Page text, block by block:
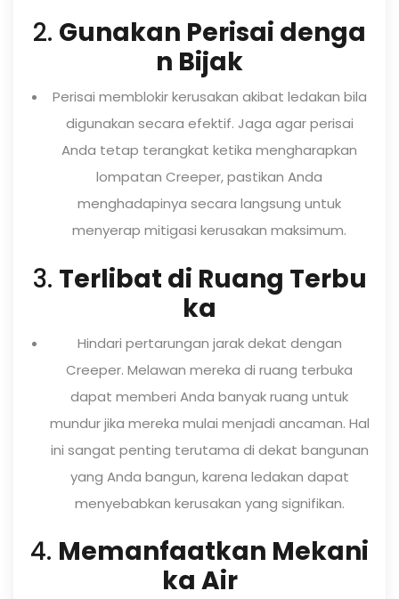
2. Gunakan Perisai denga
n Bijak
Perisai memblokir kerusakan akibat ledakan bila
digunakan secara efektif. Jaga agar perisai
Anda tetap terangkat ketika mengharapkan
lompatan Creeper, pastikan Anda
menghadapinya secara langsung untuk
menyerap mitigasi kerusakan maksimum.
3. Terlibat di Ruang Terbu
ka
Hindari pertarungan jarak dekat dengan
Creeper. Melawan mereka di ruang terbuka
dapat memberi Anda banyak ruang untuk
mundur jika mereka mulai menjadi ancaman. Hal
ini sangat penting terutama di dekat bangunan
yang Anda bangun, karena ledakan dapat
menyebabkan kerusakan yang signifikan.
4. Memanfaatkan Mekani
ka Air